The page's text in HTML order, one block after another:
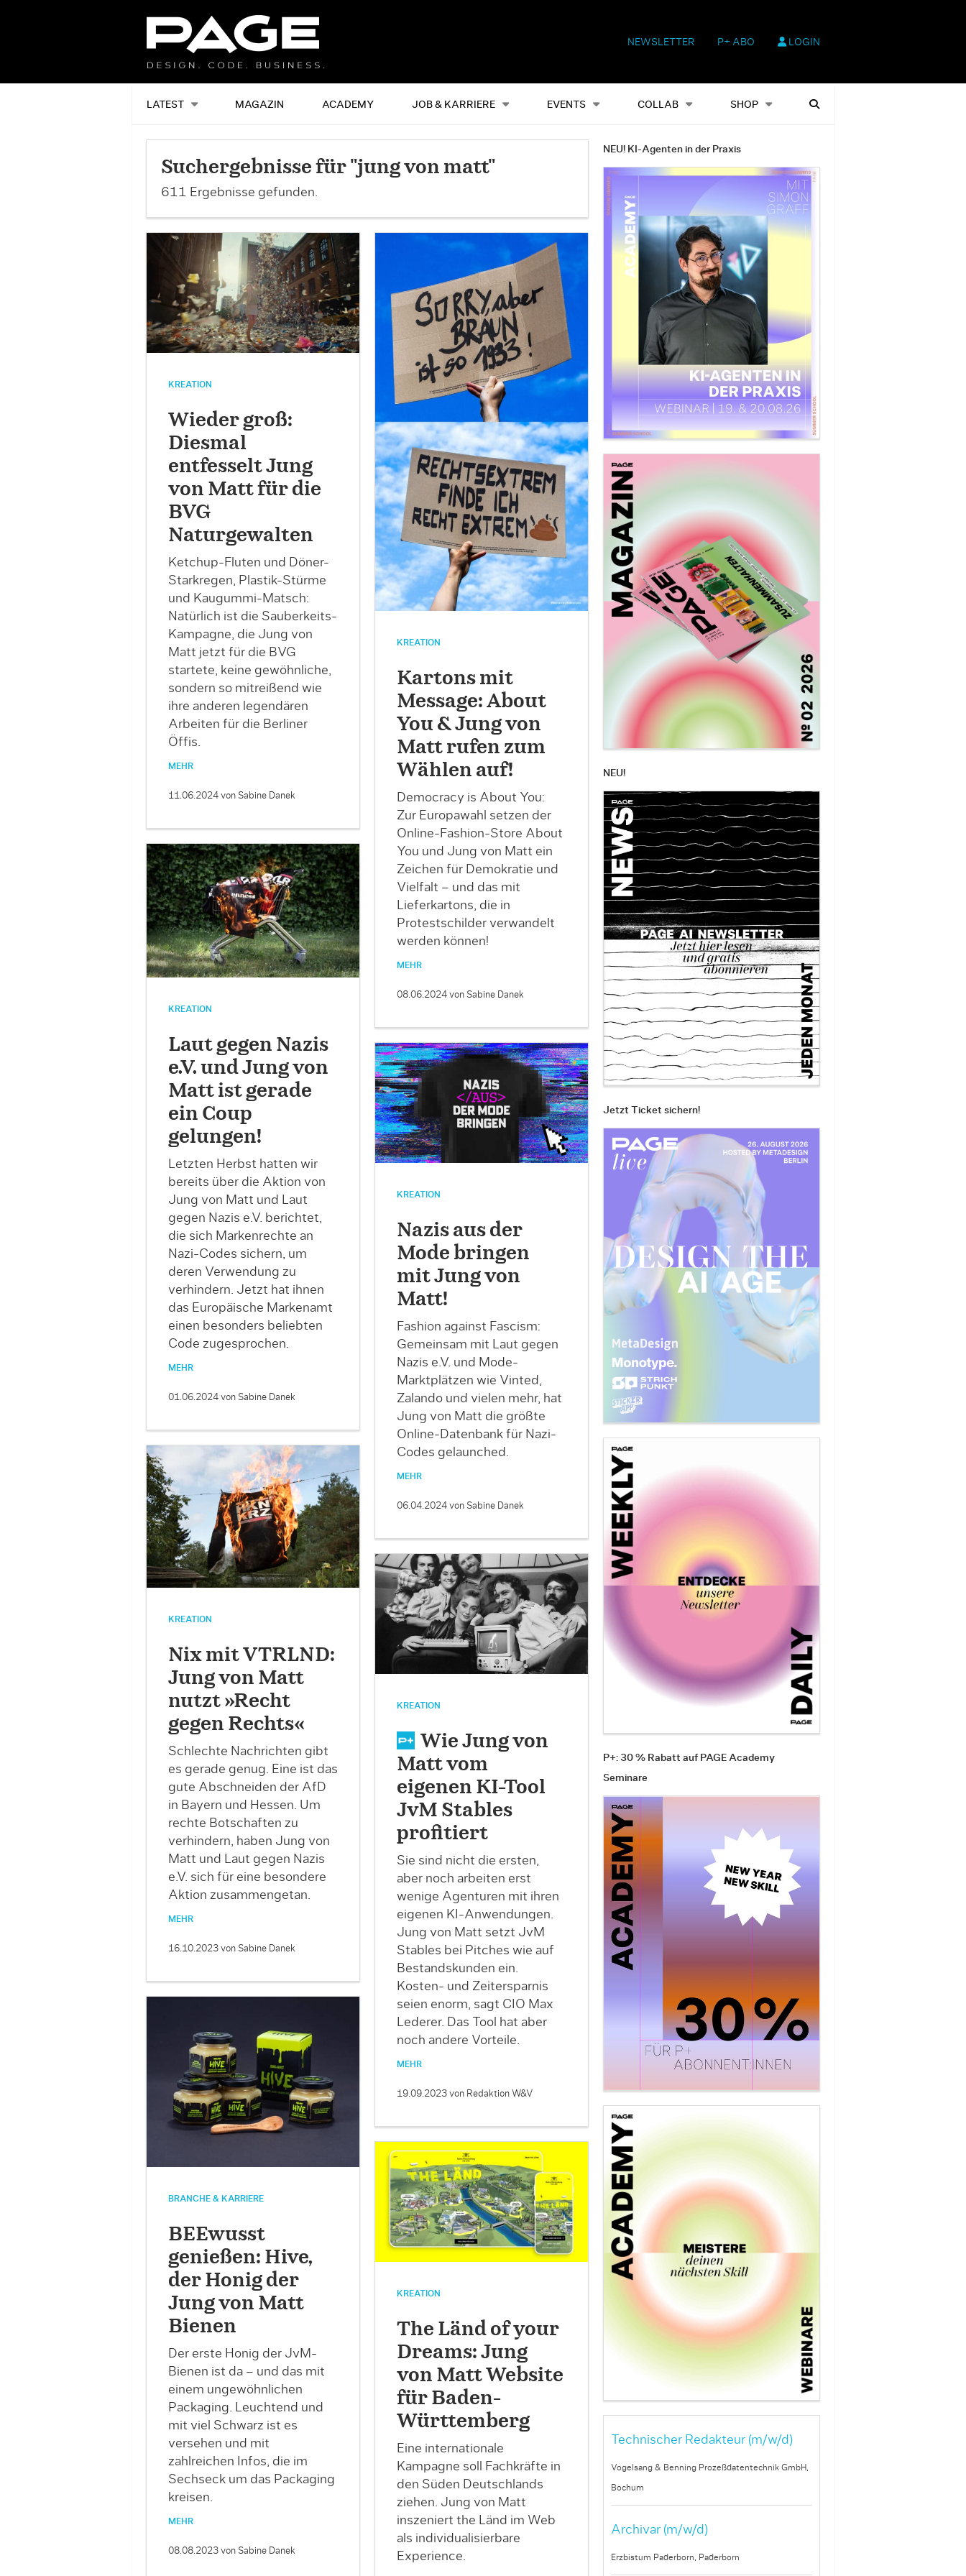
NEWSLETTER P+ ABO LOGIN
LATEST MAGAZIN ACADEMY JOB & KARRIERE EVENTS COLLAB SHOP
Alles Events Shop Heftausgaben Suchen
Suchergebnisse für "jung von matt"
611 Ergebnisse gefunden.
KREATION
Wieder groß:
Diesmal
entfesselt Jung
von Matt für die
BVG
Naturgewalten
Ketchup-Fluten und Döner-
Starkregen, Plastik-Stürme
und Kaugummi-Matsch:
Natürlich ist die Sauberkeits-
Kampagne, die Jung von
Matt jetzt für die BVG
startete, keine gewöhnliche,
sondern so mitreißend wie
ihre anderen legendären
Arbeiten für die Berliner
Öffis.
MEHR
11.06.2024 von Sabine Danek
KREATION
Kartons mit
Message: About
You & Jung von
Matt rufen zum
Wählen auf!
Democracy is About You:
Zur Europawahl setzen der
Online-Fashion-Store About
You und Jung von Matt ein
Zeichen für Demokratie und
Vielfalt – und das mit
Lieferkartons, die in
Protestschilder verwandelt
werden können!
MEHR
08.06.2024 von Sabine Danek
KREATION
Laut gegen Nazis
e.V. und Jung von
Matt ist gerade
ein Coup
gelungen!
Letzten Herbst hatten wir
bereits über die Aktion von
Jung von Matt und Laut
gegen Nazis e.V. berichtet,
die sich Markenrechte an
Nazi-Codes sichern, um
deren Verwendung zu
verhindern. Jetzt hat ihnen
das Europäische Markenamt
einen besonders beliebten
Code zugesprochen.
MEHR
01.06.2024 von Sabine Danek
KREATION
Nazis aus der
Mode bringen
mit Jung von
Matt!
Fashion against Fascism:
Gemeinsam mit Laut gegen
Nazis e.V. und Mode-
Marktplätzen wie Vinted,
Zalando und vielen mehr, hat
Jung von Matt die größte
Online-Datenbank für Nazi-
Codes gelaunched.
MEHR
06.04.2024 von Sabine Danek
KREATION
Nix mit VTRLND:
Jung von Matt
nutzt »Recht
gegen Rechts«
Schlechte Nachrichten gibt
es gerade genug. Eine ist das
gute Abschneiden der AfD
in Bayern und Hessen. Um
rechte Botschaften zu
verhindern, haben Jung von
Matt und Laut gegen Nazis
e.V. sich für eine besondere
Aktion zusammengetan.
MEHR
16.10.2023 von Sabine Danek
KREATION
Wie Jung von
Matt vom
eigenen KI-Tool
JvM Stables
profitiert
Sie sind nicht die ersten,
aber noch arbeiten erst
wenige Agenturen mit ihren
eigenen KI-Anwendungen.
Jung von Matt setzt JvM
Stables bei Pitches wie auf
Bestandskunden ein.
Kosten- und Zeitersparnis
seien enorm, sagt CIO Max
Lederer. Das Tool hat aber
noch andere Vorteile.
MEHR
19.09.2023 von Redaktion W&V
BRANCHE & KARRIERE
BEEwusst
genießen: Hive,
der Honig der
Jung von Matt
Bienen
Der erste Honig der JvM-
Bienen ist da – und das mit
einem ungewöhnlichen
Packaging. Leuchtend und
mit viel Schwarz ist es
versehen und mit
zahlreichen Infos, die im
Sechseck um das Packaging
kreisen.
MEHR
08.08.2023 von Sabine Danek
KREATION
The Länd of your
Dreams: Jung
von Matt Website
für Baden-
Württemberg
Eine internationale
Kampagne soll Fachkräfte in
den Süden Deutschlands
ziehen. Jung von Matt
inszeniert the Länd im Web
als individualisierbare
Experience.
NEU! KI-Agenten in der Praxis
NEU!
Jetzt Ticket sichern!
P+: 30 % Rabatt auf PAGE Academy
Seminare
Technischer Redakteur (m/w/d)
Vogelsang & Benning Prozeßdatentechnik GmbH,
Bochum
Archivar (m/w/d)
Erzbistum Paderborn, Paderborn